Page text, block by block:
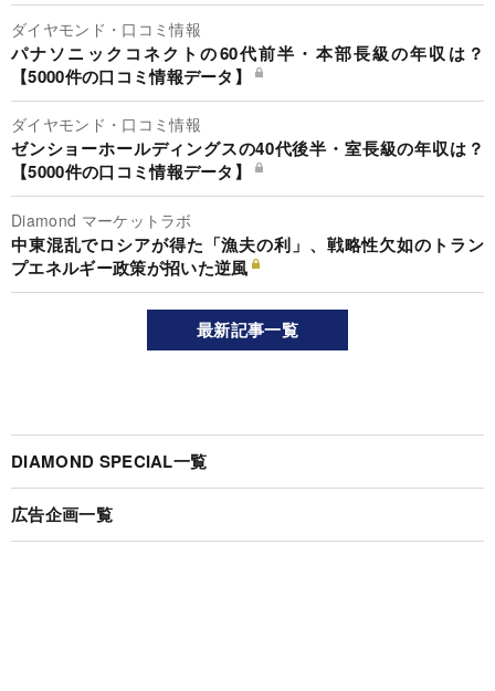
ダイヤモンド・口コミ情報
パナソニックコネクトの60代前半・本部長級の年収は？
【5000件の口コミ情報データ】
ダイヤモンド・口コミ情報
ゼンショーホールディングスの40代後半・室長級の年収は？
【5000件の口コミ情報データ】
Diamond マーケットラボ
中東混乱でロシアが得た「漁夫の利」、戦略性欠如のトラン
プエネルギー政策が招いた逆風
最新記事一覧
DIAMOND SPECIAL一覧
広告企画一覧